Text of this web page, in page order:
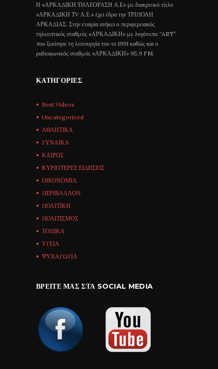
Η «ΑΡΚΑΔΙΚΗ ΤΗΛΕΟΡΑΣΗ Α.Ε» με διακριτικό τίτλο
«ΑΡΚΑΔΙΚΗ ΤV Α.Ε.» έχει έδρα την ΤΡΙΠΟΛΗ
ΑΡΚΑΔΙΑΣ. Στην εταιρία ανήκει ο περιφερειακός
τηλεοπτικός σταθμός «ΑΡΚΑΔΙΚΗ» με λογότυπο “ART”
που ξεκίνησε τη λειτουργία του το 1991 καθώς και ο
ραδιοφωνικός σταθμός «ΑΡΚΑΔΙΚΗ» 95,9 FM.
ΚΑΤΗΓΟΡΊΕΣ
Best Videos
Uncategorized
ΑΘΛΗΤΙΚΑ
ΓΥΝΑΙΚΑ
ΚΑΙΡΟΣ
ΚΥΡΙΟΤΕΡΕΣ ΕΙΔΗΣΕΙΣ
ΟΙΚΟΝΟΜΙΑ
ΠΕΡΙΒΑΛΛΟΝ
ΠΟΛΙΤΙΚΗ
ΠΟΛΙΤΙΣΜΟΣ
ΤΟΠΙΚΑ
ΥΓΕΙΑ
ΨΥΧΑΓΩΓΙΑ
ΒΡΕΊΤΕ ΜΑΣ ΣΤΑ SOCIAL MEDIA